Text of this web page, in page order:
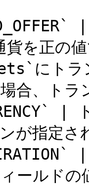
を正の値
にトラ
合、ト
|
が指定
ルドの